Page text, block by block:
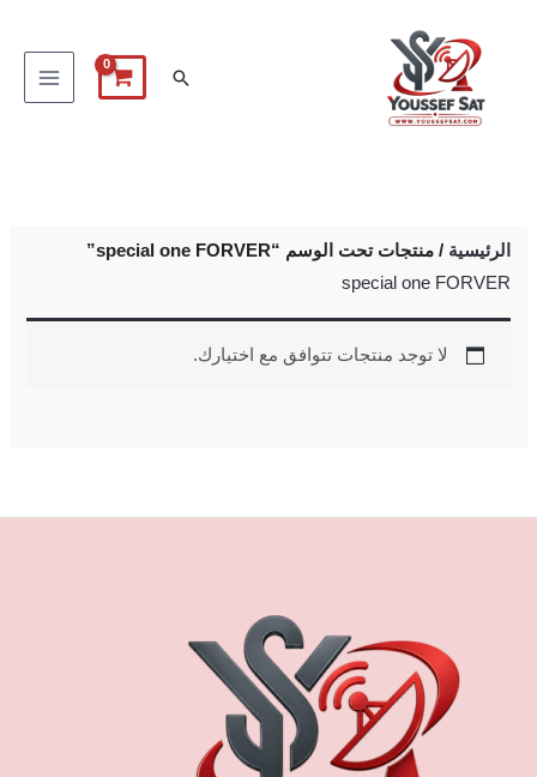
البحث
الرئيسية / منتجات تحت الوسم “special one FORVER”
special one FORVER
لا توجد منتجات تتوافق مع اختيارك.